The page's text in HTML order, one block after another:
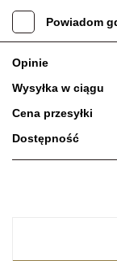
Powiadom
Opinie
Wysyłka w ciągu
Cena przesyłki
Dostępność